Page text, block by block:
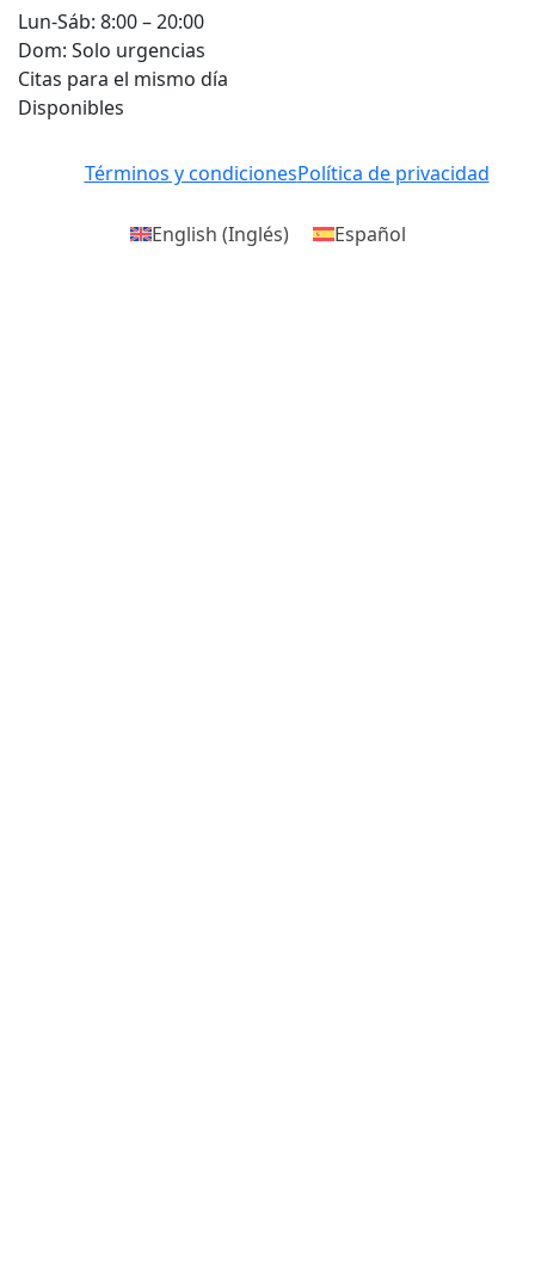
Lun-Sáb: 8:00 – 20:00
Dom: Solo urgencias
Citas para el mismo día
Disponibles
Términos y condicionesPolítica de privacidad
English (Inglés) Español